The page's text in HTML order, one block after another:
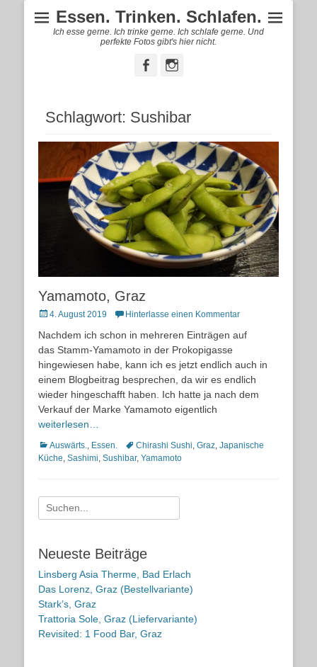
Essen. Trinken. Schlafen.
Ich esse gerne. Ich trinke gerne. Ich schlafe gerne. Und
perfekte Fotos gibt's hier nicht.
FacebookInstagram
Schlagwort: Sushibar
Yamamoto, Graz
Posted
4. August 2019 Hinterlasse einen Kommentar
Nachdem ich schon in mehreren Einträgen auf
das Stamm-Yamamoto in der Prokopigasse
hingewiesen habe, kann ich es jetzt endlich auch in
einem Blogbeitrag besprechen, da wir es endlich
wieder hingeschafft haben. Ich hatte ja nach dem
Verkauf der Marke Yamamoto eigentlich
weiterlesen…
Kategorien
Auswärts., Essen. Schlagworte
Chirashi Sushi, Graz, Japanische
Küche, Sashimi, Sushibar, Yamamoto
Suche
nach:
Neueste Beiträge
Linsberg Asia Therme, Bad Erlach
Das Lorenz, Graz (Bestellvariante)
Stark’s, Graz
Trattoria Sole, Graz (Liefervariante)
Revisited: 1 Food Bar, Graz